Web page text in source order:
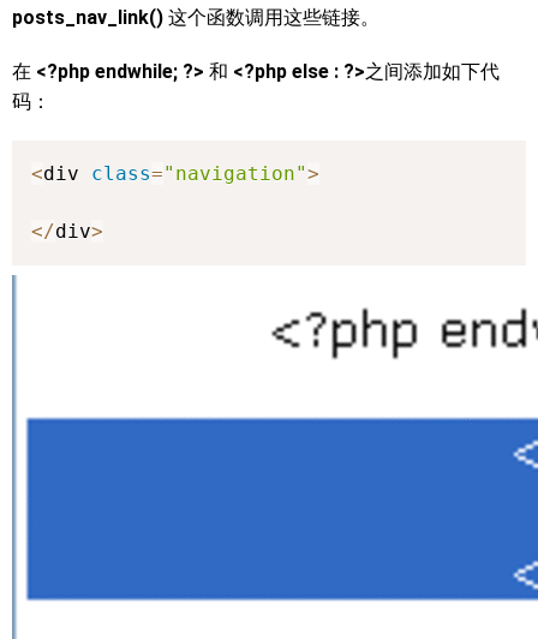
posts_nav_link() 这个函数调用这些链接。
在 <?php endwhile; ?> 和 <?php else : ?>之间添加如下代
码：
<div class="navigation">
</div>